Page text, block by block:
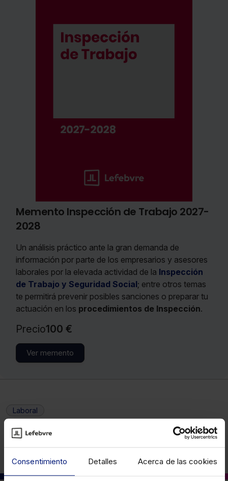
Consentimiento Detalles Acerca de las cookies
Memento Inspección de Trabajo 2027-
2028
Un análisis práctico ante la gran demanda de
información por parte de los empresarios y asesores
laborales por la elevada actividad de la Inspección
de Trabajo y Seguridad Social; entre otros temas
te permitirá prevenir posibles sanciones o preparar tu
actuación en los procedimientos de Inspección.
Precio100 €
Ver memento
Laboral